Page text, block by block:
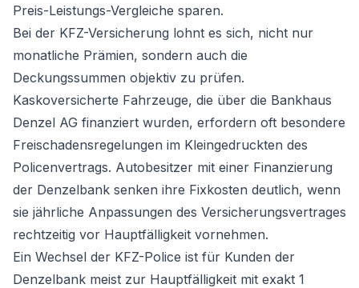
Preis-Leistungs-Vergleiche sparen.
Bei der KFZ-Versicherung lohnt es sich, nicht nur
monatliche Prämien, sondern auch die
Deckungssummen objektiv zu prüfen.
Kaskoversicherte Fahrzeuge, die über die Bankhaus
Denzel AG finanziert wurden, erfordern oft besondere
Freischadensregelungen im Kleingedruckten des
Policenvertrags. Autobesitzer mit einer Finanzierung
der Denzelbank senken ihre Fixkosten deutlich, wenn
sie jährliche Anpassungen des Versicherungsvertrages
rechtzeitig vor Hauptfälligkeit vornehmen.
Ein Wechsel der KFZ-Police ist für Kunden der
Denzelbank meist zur Hauptfälligkeit mit exakt 1